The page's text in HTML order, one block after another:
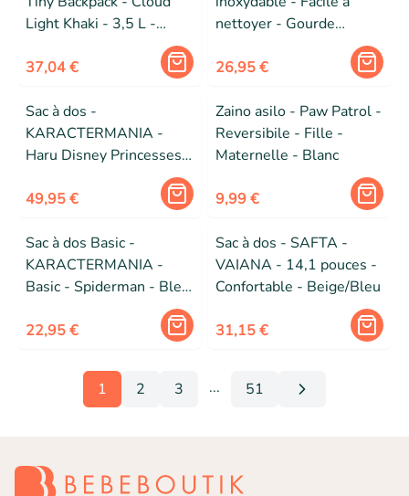
Light Khaki - 3,5 L -
Hydrophobe & réflectant
37,04 €
nettoyer - Gourde
réutilisable - Contenance
300ml - 17 cm x 6,5 cm
26,95 €
Sac à dos -
KARACTERMANIA -
Haru Disney Princesses
Disney Dream - Rose - 2
compartiments - Enfant
49,95 €
Zaino asilo - Paw Patrol -
Reversibile - Fille -
Maternelle - Blanc
9,99 €
Sac à dos Basic -
KARACTERMANIA -
Basic - Spiderman - Bleu
- Bretelles rembourrées
22,95 €
Sac à dos - SAFTA -
VAIANA - 14,1 pouces -
Confortable - Beige/Bleu
31,15 €
1 2 3 ...More pages
51